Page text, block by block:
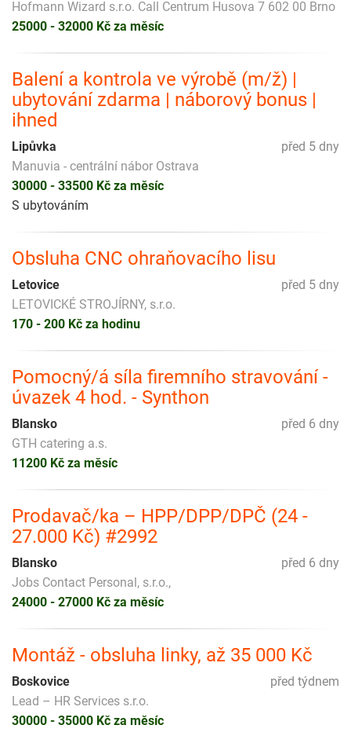
Hofmann Wizard s.r.o. Call Centrum Husova 7 602 00 Brno
25000 - 32000 Kč za měsíc
Balení a kontrola ve výrobě (m/ž) |
ubytování zdarma | náborový bonus |
ihned
před 5 dny
Lipůvka
Manuvia - centrální nábor Ostrava
30000 - 33500 Kč za měsíc
S ubytováním
Obsluha CNC ohraňovacího lisu
před 5 dny
Letovice
LETOVICKÉ STROJÍRNY, s.r.o.
170 - 200 Kč za hodinu
Pomocný/á síla firemního stravování -
úvazek 4 hod. - Synthon
před 6 dny
Blansko
GTH catering a.s.
11200 Kč za měsíc
Prodavač/ka – HPP/DPP/DPČ (24 -
27.000 Kč) #2992
před 6 dny
Blansko
Jobs Contact Personal, s.r.o.,
24000 - 27000 Kč za měsíc
Montáž - obsluha linky, až 35 000 Kč
před týdnem
Boskovice
Lead – HR Services s.r.o.
30000 - 35000 Kč za měsíc